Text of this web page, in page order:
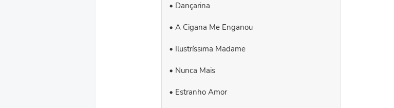
Dançarina
A Cigana Me Enganou
Ilustríssima Madame
Nunca Mais
Estranho Amor